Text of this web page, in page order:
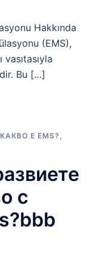
Hakkında
(EMS),
Bu […]
КАКВО Е EMS? ,
с